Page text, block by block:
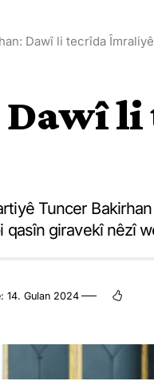
Dawî li tecrîda
Tuncer
giravekî nêzî
14. Gulan 2024